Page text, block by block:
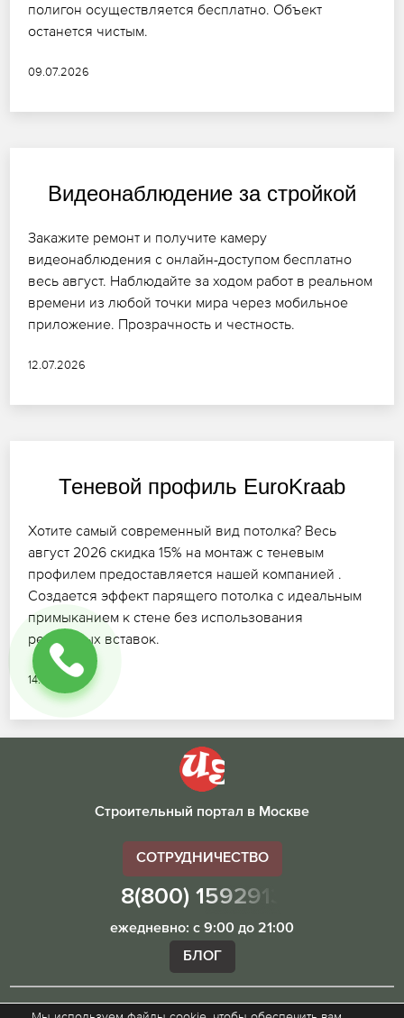
полигон осуществляется бесплатно. Объект
останется чистым.
09.07.2026
Видеонаблюдение за стройкой
Закажите ремонт и получите камеру
видеонаблюдения с онлайн-доступом бесплатно
весь август. Наблюдайте за ходом работ в реальном
времени из любой точки мира через мобильное
приложение. Прозрачность и честность.
12.07.2026
Теневой профиль EuroKraab
Хотите самый современный вид потолка? Весь
август 2026 скидка 15% на монтаж с теневым
профилем предоставляется нашей компанией .
Создается эффект парящего потолка с идеальным
примыканием к стене без использования
резиновых вставок.
14.07.2026
Строительный портал в Москве
СОТРУДНИЧЕСТВО
8(800) 1592913
ежедневно: с 9:00 до 21:00
БЛОГ